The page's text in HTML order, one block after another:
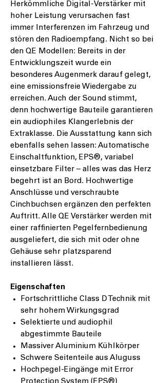
Herkömmliche Digital-Verstärker mit
hoher Leistung verursachen fast
immer Interferenzen im Fahrzeug und
stören den Radioempfang. Nicht so bei
den QE Modellen: Bereits in der
Entwicklungszeit wurde ein
besonderes Augenmerk darauf gelegt,
eine emissionsfreie Wiedergabe zu
erreichen. Auch der Sound stimmt,
denn hochwertige Bauteile garantieren
ein audiophiles Klangerlebnis der
Extraklasse. Die Ausstattung kann sich
ebenfalls sehen lassen: Automatische
Einschaltfunktion, EPS®, variabel
einsetzbare Filter – alles was das Herz
begehrt ist an Bord. Hochwertige
Anschlüsse und verschraubte
Cinchbuchsen ergänzen den perfekten
Auftritt. Alle QE Verstärker werden mit
einer raffinierten Pegelfernbedienung
ausgeliefert, die sich mit oder ohne
Gehäuse sehr platzsparend
installieren lässt.
Eigenschaften
Fortschrittliche Class D Technik mit
sehr hohem Wirkungsgrad
Selektierte und audiophil
abgestimmte Bauteile
Massiver Aluminium Kühlkörper
Schwere Seitenteile aus Aluguss
Hochpegel-Eingänge mit Error